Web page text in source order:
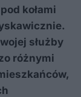
kołami
służby
różnymi